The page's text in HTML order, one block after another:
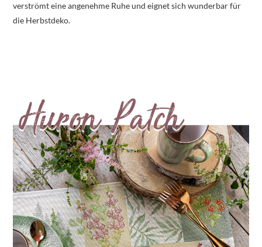
verströmt eine angenehme Ruhe und eignet sich wunderbar für
die Herbstdeko.